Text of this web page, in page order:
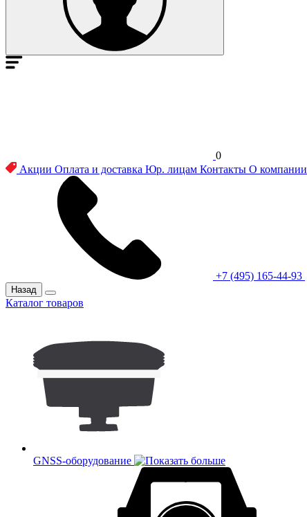
0
Акции Оплата и доставка Юр. лицам Контакты О компании
+7 (495) 165-44-93
Назад
Каталог товаров
GNSS-оборудование